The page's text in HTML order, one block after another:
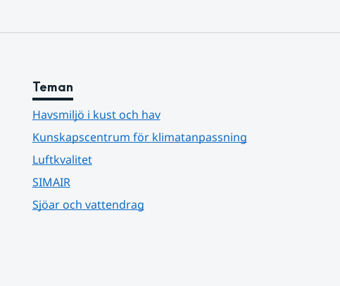
Teman
Havsmiljö i kust och hav
Kunskapscentrum för klimatanpassning
Luftkvalitet
SIMAIR
Sjöar och vattendrag